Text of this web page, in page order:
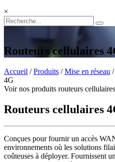
×
Routeurs cellulaires
Accueil /Produits /Mise en réseau /
4G
Voir nos produits routeurs
Routeurs cellulaires
Conçues pour fournir un accès
environnements où les solutions
coûteuses à déployer. Fournissent